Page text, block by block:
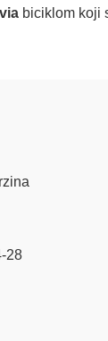
biciklom koji
28